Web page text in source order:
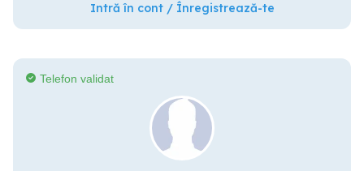
Intră în cont / Înregistrează-te
Telefon validat